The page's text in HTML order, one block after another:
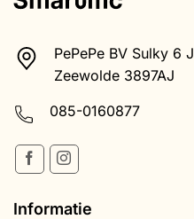
kan
worden
op
productpagina
PePePe BV Sulky 6 J
Zeewolde 3897AJ
085-0160877
Informatie